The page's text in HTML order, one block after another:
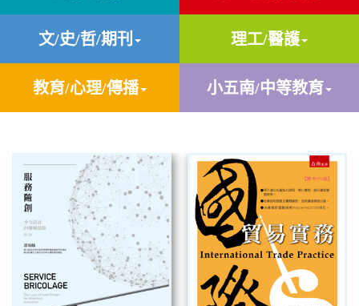
文/史/哲/期刊 理工/醫護
教育/心理/傳播 小五南/中等教育